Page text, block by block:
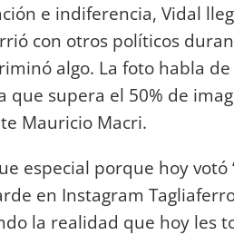
e indiferencia, Vidal
con otros políticos
algo. La foto habla
que supera el 50% de
Mauricio Macri.
especial porque hoy votó
en Instagram
la realidad que hoy les